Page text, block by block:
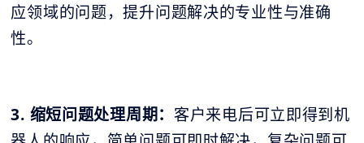
应领域的问题，提升问题解决的专业性与准确
性。
3. 缩短问题处理周期：客户来电后可立即得到机